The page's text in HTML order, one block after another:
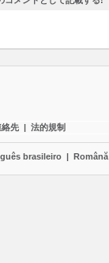
絡先 | 法的規制
brasileiro | Română